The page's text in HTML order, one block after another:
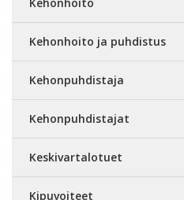
Kehonhoito ja puhdistus
Kehonpuhdistaja
Kehonpuhdistajat
Keskivartalotuet
Kipuvoiteet